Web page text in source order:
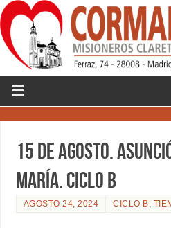
15 DE AGOSTO.
MARÍA. CICLO B
AGOSTO 24, 2024 CICLO B